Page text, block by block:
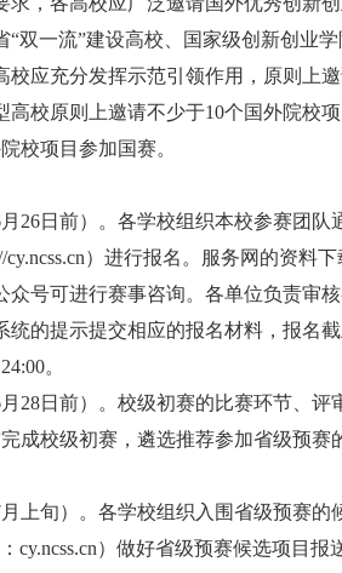
“双一流”建设高校、国家级创新创业
校应充分发挥示范引领作用，原则上
高校原则上邀请不少于10个国外院校
校项目参加国赛。
月26日前）。各学校组织本校参赛团
cy.ncss.cn）进行报名。服务网的资料
众号可进行赛事咨询。各单位负责审
统的提示提交相应的报名材料，报名
。
月28日前）。校级初赛的比赛环节、
成校级初赛，遴选推荐参加省级预赛
月上旬）。各学校组织入围省级预赛
cy.ncss.cn）做好省级预赛候选项目